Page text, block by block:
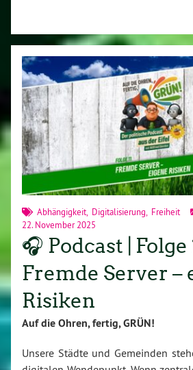
Abhängigkeit, Digitalisierung Freiheit
22. November 2025
🎧 Podcast | Folge
Fremde Server –
Risiken
Auf die Ohren, fertig, GRÜN!
Unsere Städte und Gemeinden